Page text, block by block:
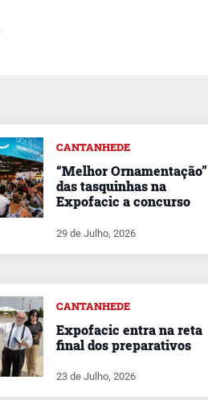
CANTANHEDE
“Melhor Ornamentação”
das tasquinhas na
Expofacic a concurso
29 de Julho, 2026
CANTANHEDE
Expofacic entra na reta
final dos preparativos
23 de Julho, 2026